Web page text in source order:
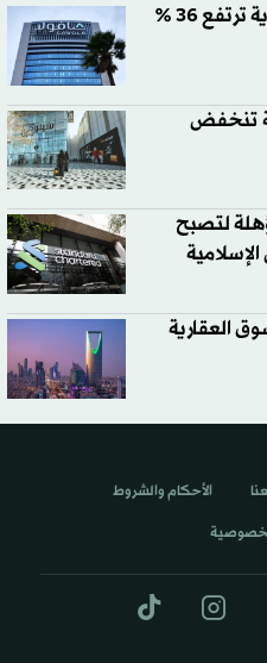
أرباح «مجموعة صافولا» السعودية ترتفع 36 %
تنخفض
لتصبح
العقارية
الأحكام والشروط